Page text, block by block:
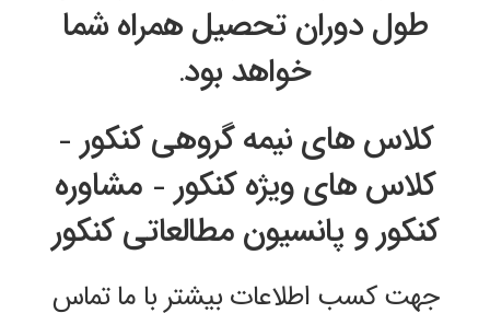
طول دوران تحصیل همراه شما
خواهد بود.
کلاس های نیمه گروهی کنکور –
کلاس های ویژه کنکور – مشاوره
کنکور و پانسیون مطالعاتی کنکور
جهت کسب اطلاعات بیشتر با ماتماس